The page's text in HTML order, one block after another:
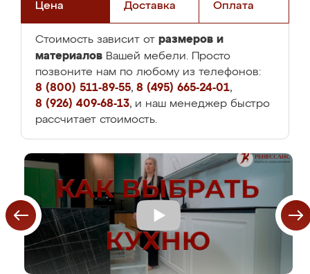
Цена Доставка Оплата
Стоимость зависит от размеров и
материалов Вашей мебели. Просто
позвоните нам по любому из телефонов:
8 (800) 511-89-55, 8 (495) 665-24-01,
8 (926) 409-68-13, и наш менеджер быстро
рассчитает стоимость.